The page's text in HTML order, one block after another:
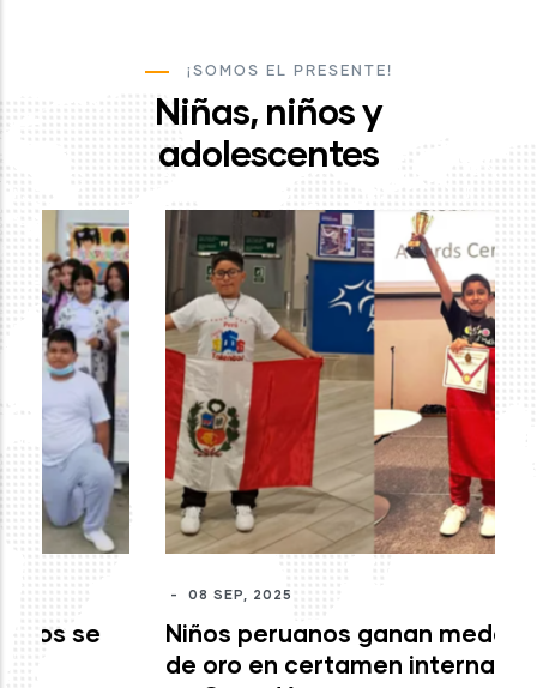
¡SOMOS EL PRESENTE!
Niñas, niños y
adolescentes
08 SEP, 2025
Niños peruanos ganan medallas
de oro en certamen internacional